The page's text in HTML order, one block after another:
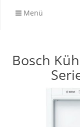
Menü
Bosch